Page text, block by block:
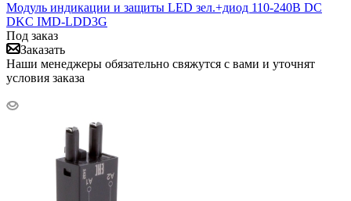
Модуль индикации и защиты LED зел.+диод 110-240В DC
DKC IMD-LDD3G
Под заказ
Заказать
Наши менеджеры обязательно свяжутся с вами и уточнят
условия заказа